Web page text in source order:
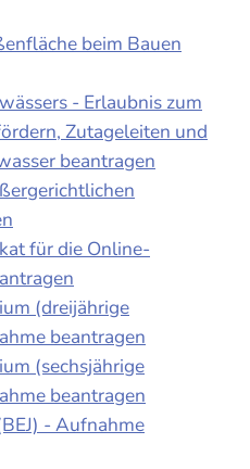
beim Bauen
- Erlaubnis zum
Zutageleiten und
beantragen
für die Online-
(dreijährige
beantragen
(sechsjährige
beantragen
- Aufnahme